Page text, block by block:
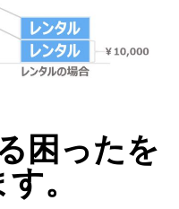
困ったを
。